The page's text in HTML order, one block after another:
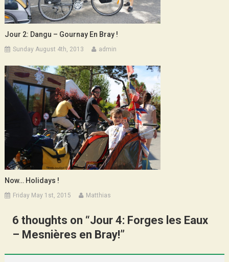
Jour 2: Dangu – Gournay En Bray !
Sunday August 4th, 2013 admin
Now… Holidays !
Friday May 1st, 2015 Matthias
6 thoughts on “Jour 4: Forges les Eaux
– Mesnières en Bray!”